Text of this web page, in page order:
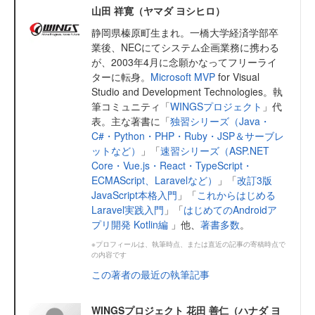
山田 祥寛（ヤマダ ヨシヒロ）
静岡県榛原町生まれ。一橋大学経済学部卒
業後、NECにてシステム企画業務に携わる
が、2003年4月に念願かなってフリーライ
ターに転身。 Microsoft MVP for Visual
Studio and Development Technologies。執
筆コミュニティ「WINGSプロジェクト 」代
表。主な著書に「独習シリーズ（Java・
C#・Python・PHP・Ruby・JSP＆サーブレ
ットなど）
」「速習シリーズ（ASP.NET
Core・Vue.js・React・TypeScript・
ECMAScript、Laravelなど）
」「改訂3版
JavaScript本格入門 」「これからはじめる
Laravel実践入門 」「はじめてのAndroidア
プリ開発 Kotlin編 」他、 著書多数。
※プロフィールは、執筆時点、または直近の記事の寄稿時点で
の内容です
この著者の最近の執筆記事
WINGSプロジェクト 花田 善仁（ハナダ ヨ